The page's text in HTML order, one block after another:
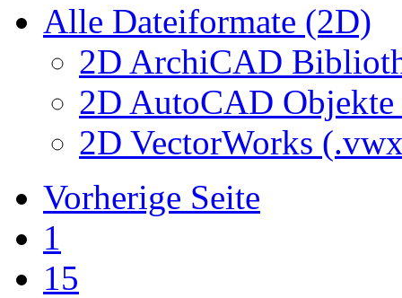
Alle Dateiformate (2D)
2D ArchiCAD
2D AutoCAD
2D VectorWorks
Vorherige Seite
1
15